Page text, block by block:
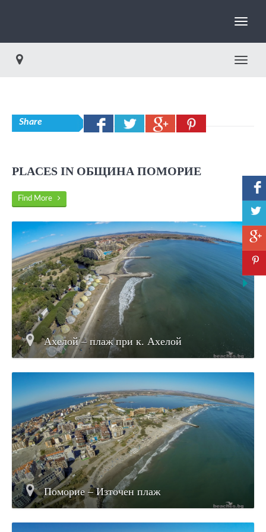
Share
PLACES IN ОБЩИНА ПОМОРИЕ
Find More
Ахелой – плаж при к. Ахелой
Поморие – Източен плаж